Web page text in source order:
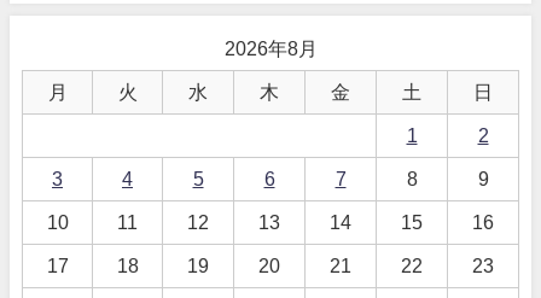
2026年8月
月 火 水 木 金 土 日
1 2
3 4 5 6 7 8 9
10 11 12 13 14 15 16
17 18 19 20 21 22 23